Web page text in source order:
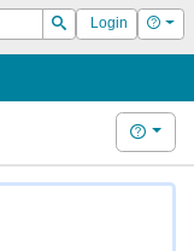
Suchen
Login Hilfe
Hilfe